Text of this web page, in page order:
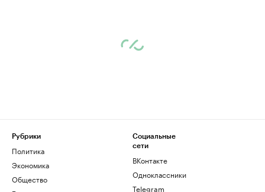
Рубрики
Политика
Экономика
Общество
Социальные
сети
ВКонтакте
Одноклассники
Telegram